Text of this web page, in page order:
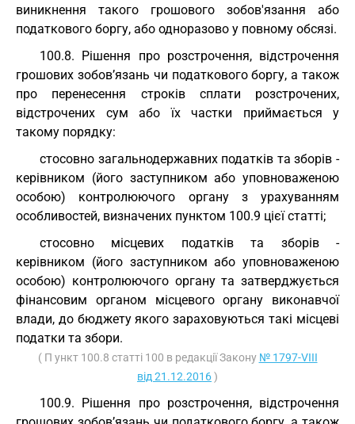
виникнення такого грошового зобов'язання або
податкового боргу, або одноразово у повному обсязі.
100.8. Рішення про розстрочення, відстрочення
грошових зобов’язань чи податкового боргу, а також
про перенесення строків сплати розстрочених,
відстрочених сум або їх частки приймається у
такому порядку:
стосовно загальнодержавних податків та зборів -
керівником (його заступником або уповноваженою
особою) контролюючого органу з урахуванням
особливостей, визначених пунктом 100.9 цієї статті;
стосовно місцевих податків та зборів -
керівником (його заступником або уповноваженою
особою) контролюючого органу та затверджується
фінансовим органом місцевого органу виконавчої
влади, до бюджету якого зараховуються такі місцеві
податки та збори.
( П ункт 100.8 статті 100 в редакції Закону № 1797-VIII
від 21.12.2016)
100.9. Рішення про розстрочення, відстрочення